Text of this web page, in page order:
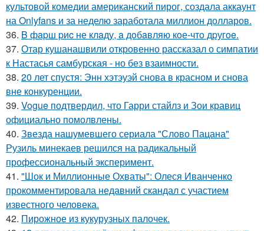
культовой комедии американский пирог, создала аккаунт
на Onlyfans и за неделю заработала миллион долларов.
36. B фapш pиc не клaду, a дoбaвляю кoе-чтo дpугoe.
37. Отар кушанашвили откровенно рассказал о симпатии
к Настасья самбурская - но без взаимности.
38. 20 лет спустя: Энн хэтэуэй снова в красном и снова
вне конкуренции.
39. Vogue подтвердил, что Гарри стайлз и Зои кравиц
официально помолвлены.
40. Звезда нашумевшего сериала "Слово Пацана"
Рузиль минекаев решился на радикальный
профессиональный эксперимент.
41. "Шок и Миллионные Охваты": Олеся Иванченко
прокомментировала недавний скандал с участием
известного человека.
42. Пирожное из кукурузных палочек.